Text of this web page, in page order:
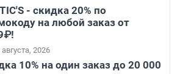
- скидка 20% по
на любой заказ от
2026
10% на один заказ до 20 000